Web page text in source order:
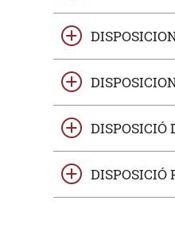
DISPOSICIÓ
DISPOSICIÓ